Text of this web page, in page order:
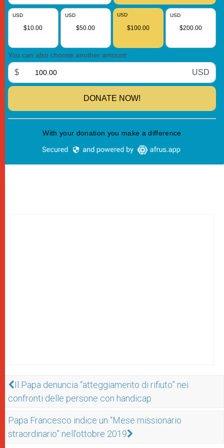
Il Papa denuncia “atteggiamento di rifiuto” nei
confronti delle persone con handicap
Papa Francesco indice un “Mese missionario
straordinario” nell’ottobre 2019